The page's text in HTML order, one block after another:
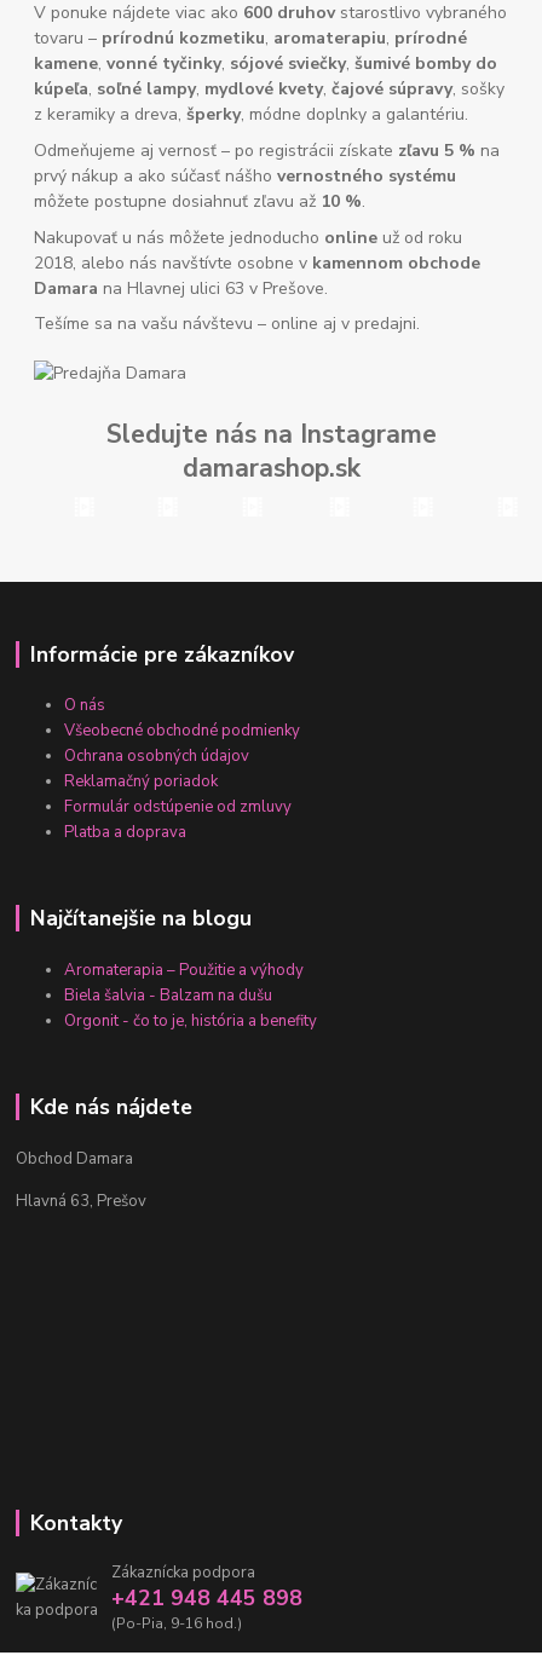
V ponuke nájdete viac ako 600 druhovstarostlivo vybraného
tovaru – prírodnú kozmetiku, aromaterapiu, prírodné
kamene,vonné tyčinky, sójové sviečky,šumivé bomby do
kúpeľa, soľné lampy, mydlové kvety,čajové súpravy, sošky
z keramiky a dreva,šperky, módne doplnky a galantériu.
Odmeňujeme aj vernosť – po registrácii získate zľavu 5 % na
prvý nákup a ako súčasť nášhovernostného systému
môžete postupne dosiahnuť zľavu až 10 %.
Nakupovať u nás môžete jednoducho online už od roku
2018, alebo nás navštívte osobne v kamennom obchode
Damara na Hlavnej ulici 63 v Prešove.
Tešíme sa na vašu návštevu – online aj v predajni.
Sledujte nás na Instagrame
damarashop.sk
Informácie pre zákazníkov
O nás
Všeobecné obchodné podmienky
Ochrana osobných údajov
Reklamačný poriadok
Formulár odstúpenie od zmluvy
Platba a doprava
Najčítanejšie na blogu
Aromaterapia – Použitie a výhody
Biela šalvia - Balzam na dušu
Orgonit - čo to je, história a benefity
Kde nás nájdete
Obchod Damara
Hlavná 63, Prešov
Kontakty
Zákaznícka podpora
+421 948 445 898
(Po-Pia, 9-16 hod.)